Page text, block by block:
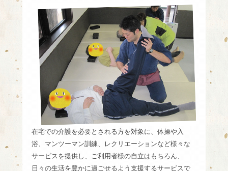
在宅での介護を必要とされる方を対象に、 体操や入
浴、マンツーマン訓練、レクリエーションなど様々な
サービスを提供し、
ご利用者様の自立はもちろん、
日々の生活を豊かに過ごせるよう支援するサービスで